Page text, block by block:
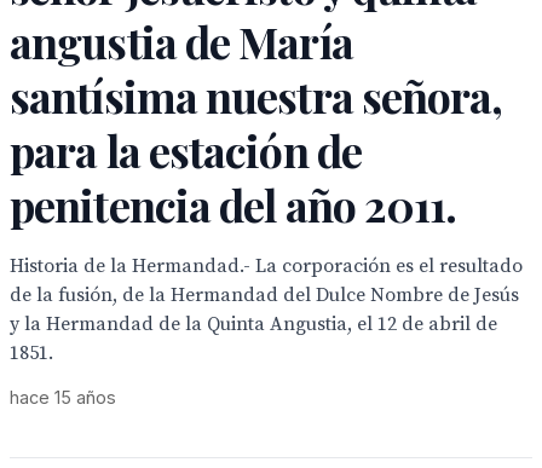
angustia de María
santísima nuestra señora,
para la estación de
penitencia del año 2011.
Historia de la Hermandad.- La corporación es el resultado
de la fusión, de la Hermandad del Dulce Nombre de Jesús
y la Hermandad de la Quinta Angustia, el 12 de abril de
1851.
hace 15 años